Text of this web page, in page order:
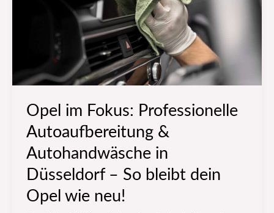
Opel im Fokus: Professionelle
Autoaufbereitung &
Autohandwäsche in
Düsseldorf – So bleibt dein
Opel wie neu!
Autohandwäsche
Düsseldorf
–
bleibt
dein
Opel
wie